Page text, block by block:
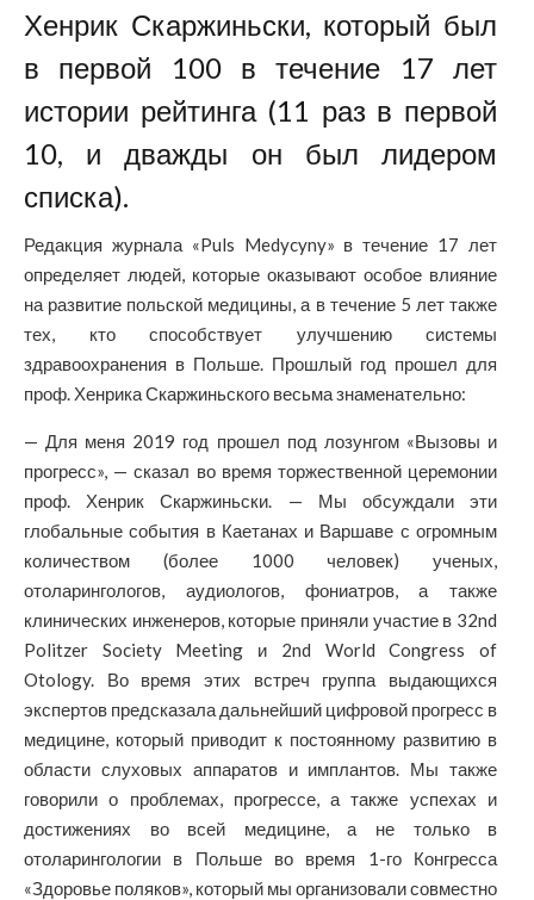
Хенрик Скаржиньски, который был
в первой 100 в течение 17 лет
истории рейтинга (11 раз в первой
10, и дважды он был лидером
списка).
Редакция журнала «Puls Medycyny» в течение 17 лет
определяет людей, которые оказывают особое влияние
на развитие польской медицины, а в течение 5 лет также
тех, кто способствует улучшению системы
здравоохранения в Польше. Прошлый год прошел для
проф. Хенрика Скаржиньского весьма знаменательно:
— Для меня 2019 год прошел под лозунгом «Вызовы и
прогресс», — сказал во время торжественной церемонии
проф. Хенрик Скаржиньски. — Мы обсуждали эти
глобальные события в Каетанах и Варшаве с огромным
количеством (более 1000 человек) ученых,
отоларингологов, аудиологов, фониатров, а также
клинических инженеров, которые приняли участие в 32nd
Politzer Society Meeting и 2nd World Congress of
Otology. Во время этих встреч группа выдающихся
экспертов предсказала дальнейший цифровой прогресс в
медицине, который приводит к постоянному развитию в
области слуховых аппаратов и имплантов. Мы также
говорили о проблемах, прогрессе, а также успехах и
достижениях во всей медицине, а не только в
отоларингологии в Польше во время 1-го Конгресса
«Здоровье поляков», который мы организовали совместно